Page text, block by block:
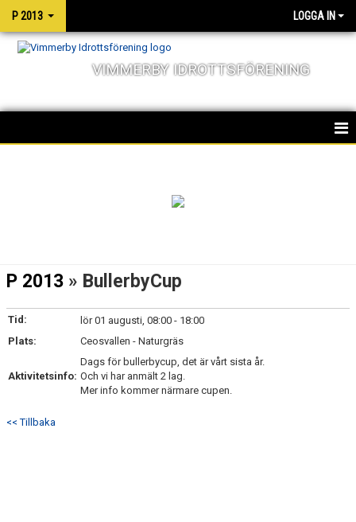
P 2013 LOGGA IN
VIMMERBY IDROTTSFÖRENING
P 2013 » BullerbyCup
Tid:
lör 01 augusti, 08:00 - 18:00
Plats:
Ceosvallen - Naturgräs
Aktivitetsinfo:
Dags för bullerbycup, det är vårt sista år.
Och vi har anmält 2 lag.
Mer info kommer närmare cupen.
<< Tillbaka